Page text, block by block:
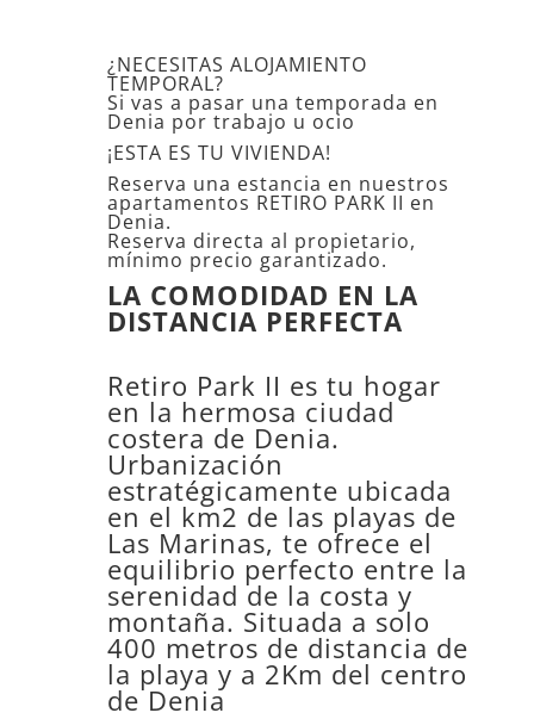
¿NECESITAS ALOJAMIENTO
TEMPORAL?
Si vas a pasar una temporada en
Denia por trabajo u ocio
¡ESTA ES TU VIVIENDA!
Reserva una estancia en nuestros
apartamentos RETIRO PARK II en
Denia.
Reserva directa al propietario,
mínimo precio garantizado.
LA COMODIDAD EN LA
DISTANCIA PERFECTA
Retiro Park II es tu hogar
en la hermosa ciudad
costera de Denia.
Urbanización
estratégicamente ubicada
en el km2 de las playas de
Las Marinas, te ofrece el
equilibrio perfecto entre la
serenidad de la costa y
montaña. Situada a solo
400 metros de distancia de
la playa y a 2Km del centro
de Denia